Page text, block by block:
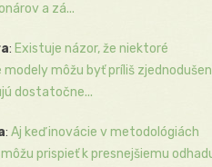
a zá...
: Existuje názor, že niektoré
modely môžu byť príliš
dostatočne...
: Aj keď inovácie v metodológiách
prispieť k presnejšiemu